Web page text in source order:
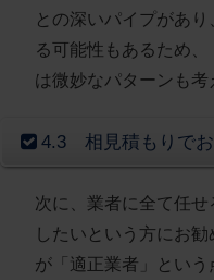
との深いパイプがあ
る可能性もあるため
は微妙なパターンも考
4.3 相見積もりでお
次に、業者に全て任
したいという方にお
が「適正業者」とい